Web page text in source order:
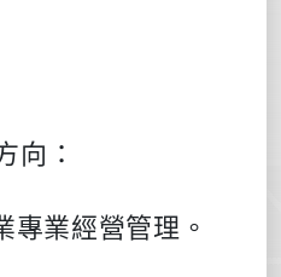
向：
專業經營管理。